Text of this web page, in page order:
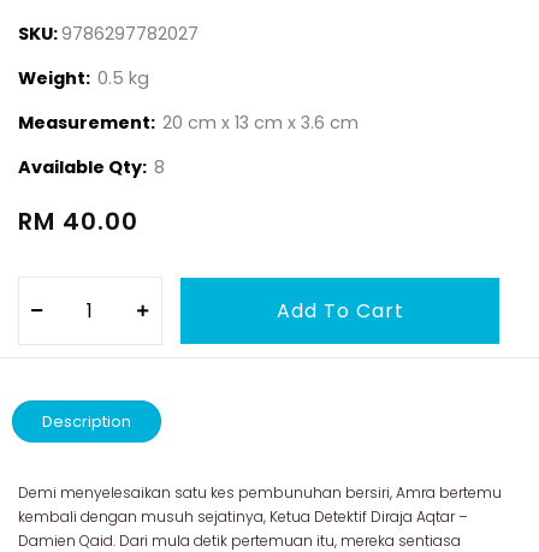
SKU:9786297782027
Weight: 0.5 kg
Measurement: 20 cm x 13 cm x 3.6 cm
Available Qty: 8
RM 40.00
Description
Demi menyelesaikan satu kes pembunuhan bersiri, Amra bertemu
kembali dengan musuh sejatinya, Ketua Detektif Diraja Aqtar –
Damien Qaid. Dari mula detik pertemuan itu, mereka sentiasa